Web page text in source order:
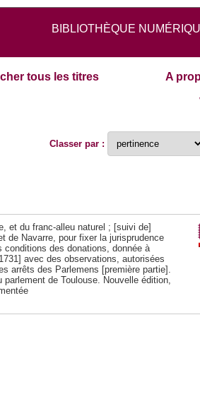
BIBLIOTHÈQUE
tous les titres A
Classer par :
et du franc-alleu naturel ; [suivi de]
de Navarre, pour fixer la jurisprudence
des donations, donnée à
avec des observations, autorisées
arrêts des Parlemens [première partie].
de Toulouse. Nouvelle édition,